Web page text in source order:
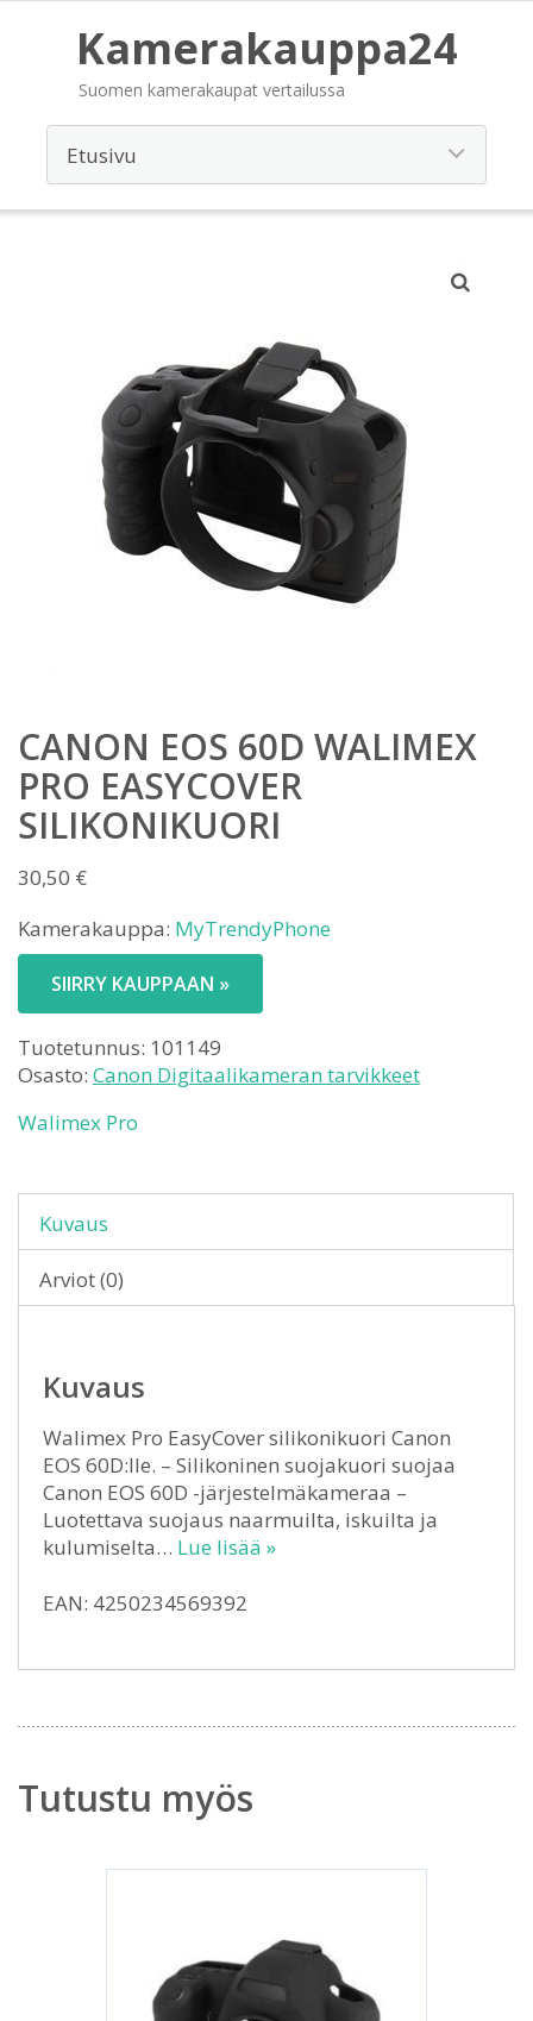
Kamerakauppa24
Suomen kamerakaupat vertailussa
CANON EOS 60D WALIMEX
PRO EASYCOVER
SILIKONIKUORI
30,50 €
Kamerakauppa: MyTrendyPhone
SIIRRY KAUPPAAN »
Tuotetunnus: 101149
Osasto: Canon Digitaalikameran tarvikkeet
Walimex Pro
Kuvaus
Arviot (0)
Kuvaus
Walimex Pro EasyCover silikonikuori Canon
EOS 60D:lle. – Silikoninen suojakuori suojaa
Canon EOS 60D -järjestelmäkameraa –
Luotettava suojaus naarmuilta, iskuilta ja
kulumiselta… Lue lisää »
EAN: 4250234569392
Tutustu myös